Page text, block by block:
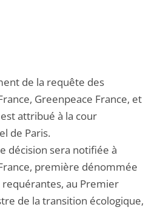
de la requête des
Greenpeace France, et
attribué à la cour
de Paris.
décision sera notifiée à
première dénommée
au Premier
de la transition écologique,